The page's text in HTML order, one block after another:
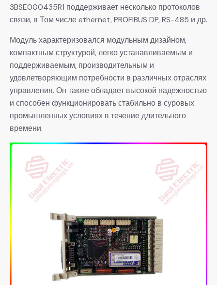
3BSE000435R1 поддерживает несколько протоколов
связи, в Том числе ethernet, PROFIBUS DP, RS-485 и др.
Модуль характеризовался модульным дизайном,
компактным структурой, легко устанавливаемым и
поддерживаемым, производительным и
удовлетворяющим потребности в различных отраслях
управления. Он также обладает высокой надежностью
и способен функционировать стабильно в суровых
промышленных условиях в течение длительного
времени.